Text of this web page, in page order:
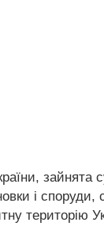
зайнята
і споруди,
територію